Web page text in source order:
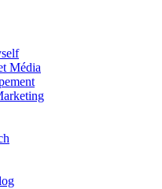
Média